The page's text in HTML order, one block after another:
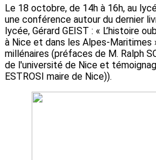
Le 18 octobre, de 14h à 16h, au
une conférence autour du dernier
lycée, Gérard GEIST : « L’histoire
à Nice et dans les Alpes-Maritimes
millénaires (préfaces de M. Ralph
de l'université de Nice et
ESTROSI maire de Nice)).